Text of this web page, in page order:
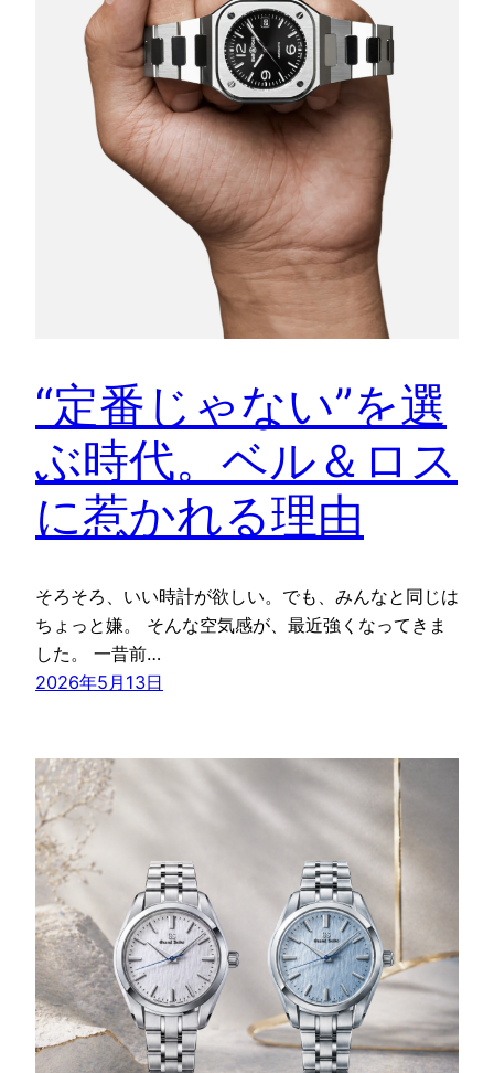
“定番じゃない”を選
ぶ時代。ベル＆ロス
に惹かれる理由
そろそろ、いい時計が欲しい。でも、みんなと同じは
ちょっと嫌。 そんな空気感が、最近強くなってきま
した。 一昔前…
2026年5月13日